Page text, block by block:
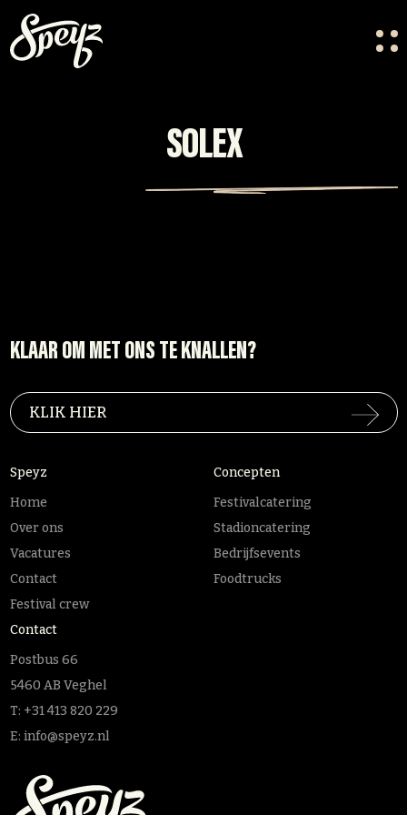
SOLEX
HOME
OVER ONS
VACATURES
CONTACT
KLAAR OM MET ONS TE KNALLEN?
KLIK HIER
Speyz
Home
Over ons
Vacatures
Contact
Festival crew
Concepten
Festivalcatering
Stadioncatering
Bedrijfsevents
Foodtrucks
Contact
Postbus 66
5460 AB Veghel
T: +31 413 820 229
E: info@speyz.nl